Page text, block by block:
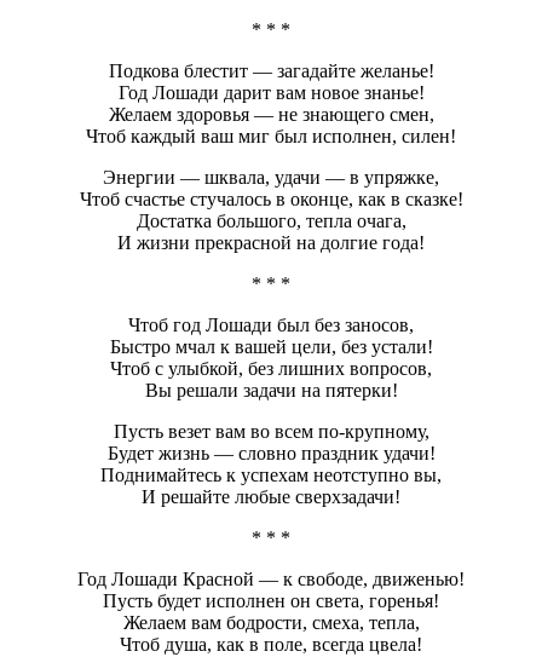
* * *
Подкова блестит — загадайте желанье!
Год Лошади дарит вам новое знанье!
Желаем здоровья — не знающего смен,
Чтоб каждый ваш миг был исполнен, силен!
Энергии — шквала, удачи — в упряжке,
Чтоб счастье стучалось в оконце, как в сказке!
Достатка большого, тепла очага,
И жизни прекрасной на долгие года!
* * *
Чтоб год Лошади был без заносов,
Быстро мчал к вашей цели, без устали!
Чтоб с улыбкой, без лишних вопросов,
Вы решали задачи на пятерки!
Пусть везет вам во всем по-крупному,
Будет жизнь — словно праздник удачи!
Поднимайтесь к успехам неотступно вы,
И решайте любые сверхзадачи!
* * *
Год Лошади Красной — к свободе, движенью!
Пусть будет исполнен он света, горенья!
Желаем вам бодрости, смеха, тепла,
Чтоб душа, как в поле, всегда цвела!